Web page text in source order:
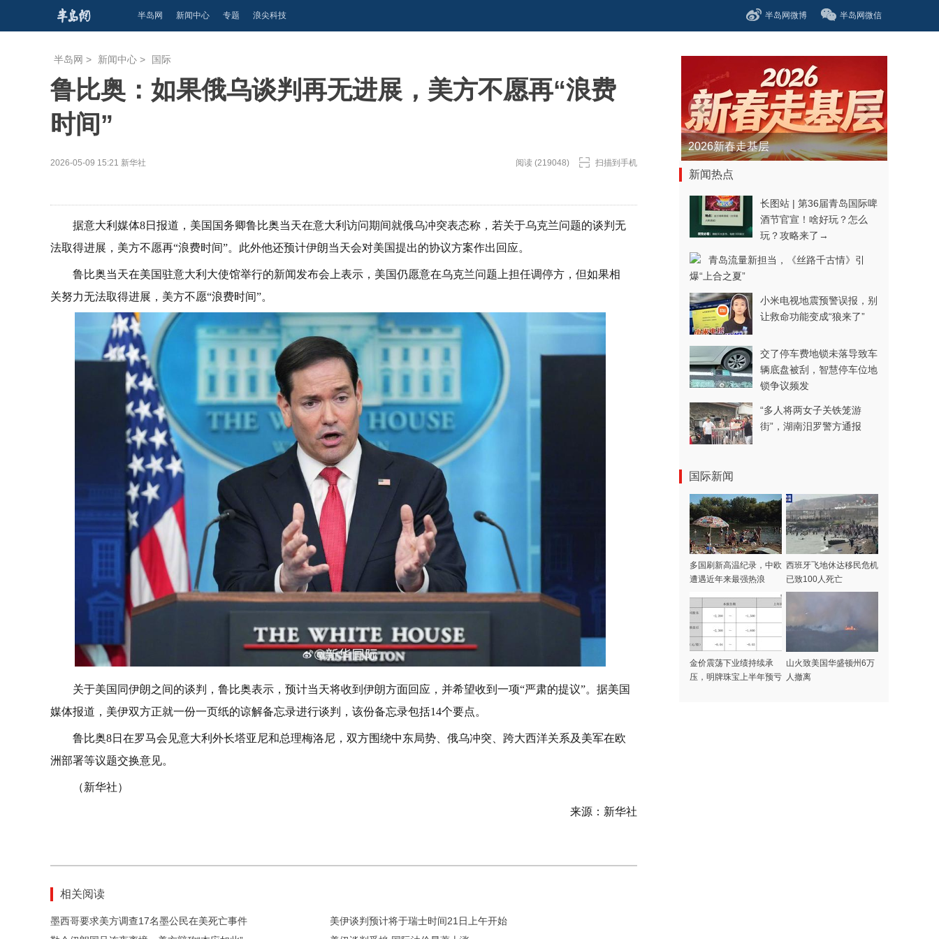
半岛网 新闻中心 专题 浪尖科技 半岛网微博 半岛网微信
半岛网 > 新闻中心 > 国际
鲁比奥：如果俄乌谈判再无进展，美方不愿再“浪费
时间”
2026-05-09 15:21 新华社 阅读 (219048) 扫描到手机
据意大利媒体8日报道，美国国务卿鲁比奥当天在意大利访问期间就俄乌冲突表态称，若关于乌克兰问题的谈判无
法取得进展，美方不愿再“浪费时间”。此外他还预计伊朗当天会对美国提出的协议方案作出回应。
鲁比奥当天在美国驻意大利大使馆举行的新闻发布会上表示，美国仍愿意在乌克兰问题上担任调停方，但如果相
关努力无法取得进展，美方不愿“浪费时间”。
关于美国同伊朗之间的谈判，鲁比奥表示，预计当天将收到伊朗方面回应，并希望收到一项“严肃的提议”。据美国
媒体报道，美伊双方正就一份一页纸的谅解备忘录进行谈判，该份备忘录包括14个要点。
鲁比奥8日在罗马会见意大利外长塔亚尼和总理梅洛尼，双方围绕中东局势、俄乌冲突、跨大西洋关系及美军在欧
洲部署等议题交换意见。
（新华社）
来源：新华社
相关阅读
墨西哥要求美方调查17名墨公民在美死亡事件
美伊谈判预计将于瑞士时间21日上午开始
2026新春走基层
新闻热点
长图站 | 第36届青岛国际啤
酒节官宣！啥好玩？怎么
玩？攻略来了→
青岛流量新担当，《丝路千古情》引
爆“上合之夏”
小米电视地震预警误报，别
让救命功能变成“狼来了”
交了停车费地锁未落导致车
辆底盘被刮，智慧停车位地
锁争议频发
“多人将两女子关铁笼游
街”，湖南汨罗警方通报
国际新闻
多国刷新高温纪录，中欧
遭遇近年来最强热浪
西班牙飞地休达移民危机
已致100人死亡
金价震荡下业绩持续承
压，明牌珠宝上半年预亏
山火致美国华盛顿州6万
人撤离